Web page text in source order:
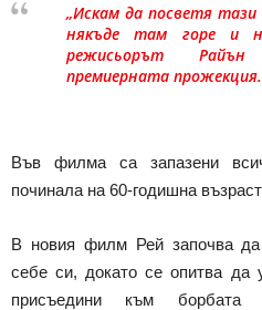
„Искам да посветя
някъде там горе и
режисьорът
премиерната прожекция.
Във филма са запазени
починала на 60-годишна
В новия филм Рей започва да
себе си, докато се опитва
присъедини към борбата